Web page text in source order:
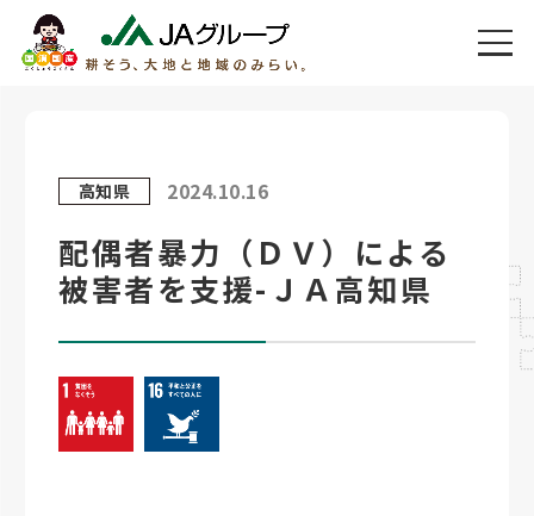
高知県 2024.10.16
配偶者暴力（ＤＶ）による
被害者を支援-ＪＡ高知県